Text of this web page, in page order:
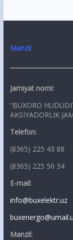
Manzil
Jamiyat nomi:
“BUXORO
AKSIYADORLIK
Telefon:
(8365) 225 43 88
(8365) 225 50 34
E-mail:
info@buxelektr.uz
Manzil: